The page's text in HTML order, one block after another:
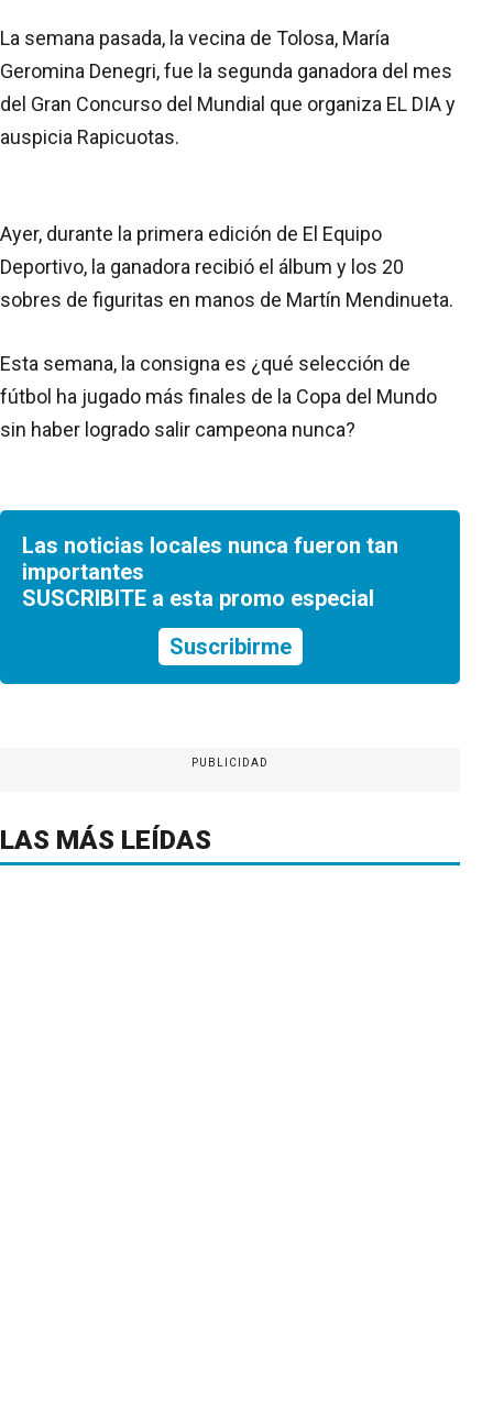
La semana pasada, la vecina de Tolosa, María
Geromina Denegri, fue la segunda ganadora del mes
del Gran Concurso del Mundial que organiza EL DIA y
auspicia Rapicuotas.
Ayer, durante la primera edición de El Equipo
Deportivo, la ganadora recibió el álbum y los 20
sobres de figuritas en manos de Martín Mendinueta.
Esta semana, la consigna es ¿qué selección de
fútbol ha jugado más finales de la Copa del Mundo
sin haber logrado salir campeona nunca?
Las noticias locales nunca fueron tan
importantes
SUSCRIBITE a esta promo especial
Suscribirme
PUBLICIDAD
LAS MÁS LEÍDAS